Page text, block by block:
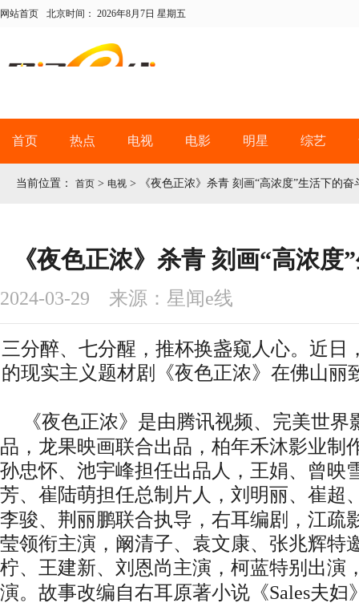
网站首页 北京时间： 2026年8月7日 星期五
首页 热点 电视 电影 明星 综艺
当前位置： 首页 > 电视 > 《夜色正浓》杀青 刻画“高浓度”生活下的奋
《夜色正浓》杀青 刻画“高浓度
2024-03-29 来源：星闻e线
三分醉、七分醒，推杯换盏窥人心。近日
的现实主义题材剧《夜色正浓》在佛山丽
《夜色正浓》是由腾讯视频、完美世界
品 ， 龙果映画联合出品， 柏年禾沐影业制
孙忠怀、池宇峰担任出品人，王娟、 曾映
芳、崔陆萌担任总制片人，刘明丽、 崔超
李骏、荆丽鹏联合执导 ，右耳编剧， 江疏
莹领衔主演， 阚清子、袁文康、张兆辉特
柠、王建新、刘恩尚主演，柯蓝特别出演
演。 故事改编自右耳原著小说《Sales夫